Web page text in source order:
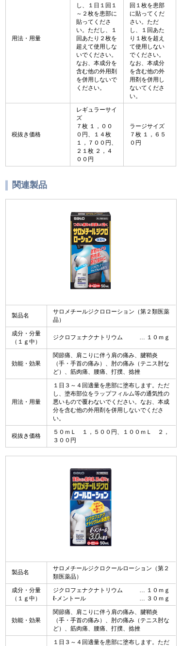
用法・用量
し、１日１回１
～２枚を患部に
貼ってくださ
い。ただし、１
回あたり２枚を
超えて使用しな
いでください。
なお、本成分を
含む他の外用剤
を併用しないで
ください。
回１枚を患部
に貼ってくだ
さい。ただ
し、１回あた
り１枚を超え
て使用しない
でください。
なお、本成分
を含む他の外
用剤を併用し
ないてくださ
い。
税抜き価格
レギュラーサイ
ズ
７枚 １，００
０円、１４枚
１，７００円、
２１枚 ２，４
００円
ラージサイズ
７枚 １，６５
０円
関連製品
製品名
サロメチールジクロローション（第２類医薬
品）
成分・分量
（１ｇ中）
ジクロフェナクナトリウム １０ｍｇ
効能・効果
関節痛、肩こりに伴う肩の痛み、腱鞘炎
（手・手首の痛み）、肘の痛み（テニス肘な
ど）、筋肉痛、腰痛、打撲、捻挫
用法・用量
１日３～４回適量を患部に塗布します。ただ
し、塗布部位をラップフィルム等の通気性の
悪いもので覆わないでください。なお、本成
分を含む他の外用剤を併用しないでくださ
い。
税抜き価格
５０ｍＬ １，５００円、１００ｍＬ ２，
３００円
製品名
サロメチールジクロクールローション（第２
類医薬品）
成分・分量
（１ｇ中）
ジクロフェナクナトリウム
１０ｍｇ
ℓ-メントール
３０ｍｇ
効能・効果
関節痛、肩こりに伴う肩の痛み、腱鞘炎
（手・手首の痛み）、肘の痛み（テニス肘な
ど）、筋肉痛、腰痛、打撲、捻挫
１日３～４回適量を患部に塗布します。ただ